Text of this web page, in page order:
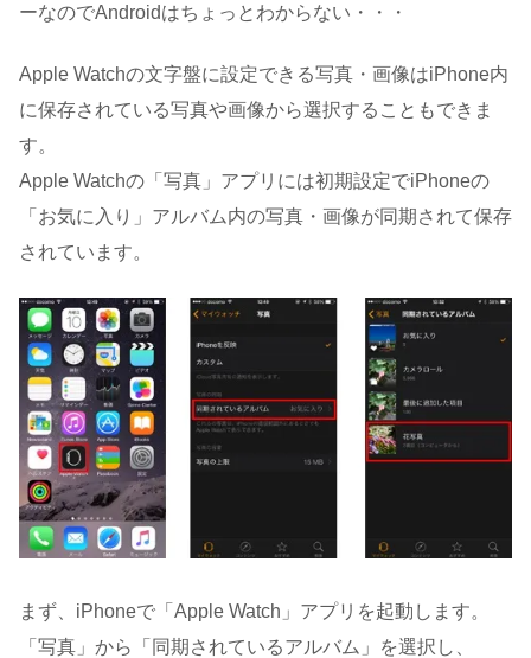
ーなのでAndroidはちょっとわからない・・・
Apple Watchの文字盤に設定できる写真・画像はiPhone内
に保存されている写真や画像から選択することもできま
す。
Apple Watchの「写真」アプリには初期設定でiPhoneの
「お気に入り」アルバム内の写真・画像が同期されて保存
されています。
まず、iPhoneで「Apple Watch」アプリを起動します。
「写真」から「同期されているアルバム」を選択し、